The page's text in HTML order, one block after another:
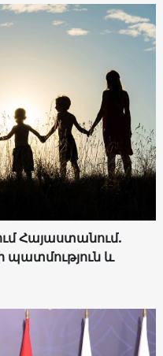
Հայաստանում.
պատմություն և